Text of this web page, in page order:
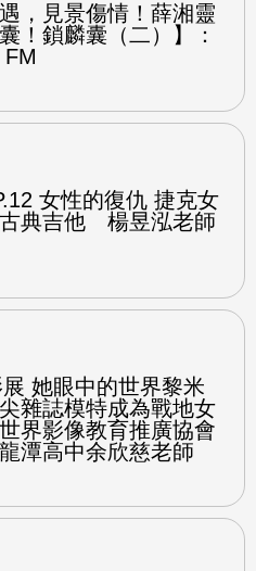
，見景傷情！薛湘靈
！鎖麟囊（二）】：
女性的復仇 捷克女
典吉他 楊昱泓老師
展 她眼中的世界黎米
雜誌模特成為戰地女
界影像教育推廣協會
潭高中余欣慈老師